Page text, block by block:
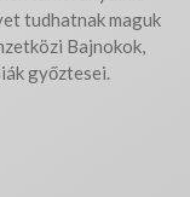
tudhatnak maguk
Bajnokok,
győztesei.